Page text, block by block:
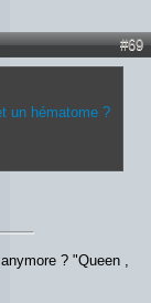
#69
un hématome ?
? "Queen ,